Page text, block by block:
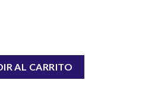
ESQUINERO E1 cantidad
AL CARRITO